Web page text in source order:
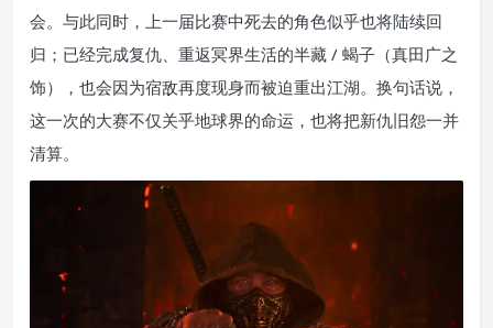
会。与此同时，上一届比赛中死去的角色似乎也将陆续回
归；已经完成复仇、重返冥界生活的半藏 / 蝎子（真田广之
饰），也会因为宿敌再度现身而被迫重出江湖。换句话说，
这一次的大赛不仅关乎地球界的命运，也将把新仇旧怨一并
清算。